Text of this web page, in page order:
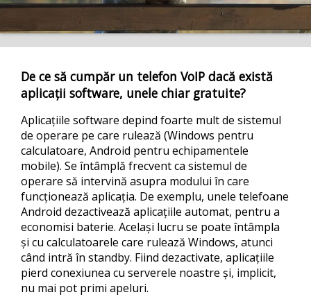
De ce să cumpăr un telefon VoIP dacă există
aplicații software, unele chiar gratuite?
Aplicațiile software depind foarte mult de sistemul
de operare pe care rulează (Windows pentru
calculatoare, Android pentru echipamentele
mobile). Se întâmplă frecvent ca sistemul de
operare să intervină asupra modului în care
funcționează aplicația. De exemplu, unele telefoane
Android dezactivează aplicațiile automat, pentru a
economisi baterie. Același lucru se poate întâmpla
și cu calculatoarele care rulează Windows, atunci
când intră în standby. Fiind dezactivate, aplicațiile
pierd conexiunea cu serverele noastre și, implicit,
nu mai pot primi apeluri.